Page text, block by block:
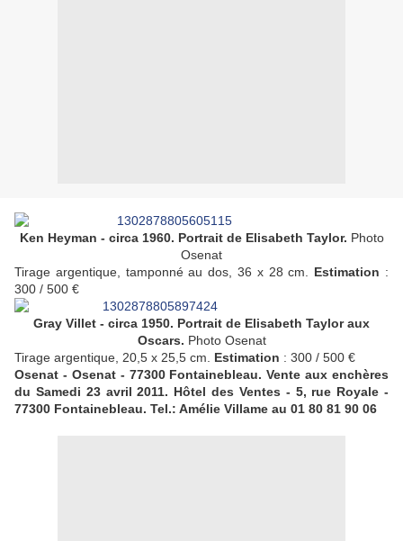
Ken Heyman - circa 1960. Portrait de Elisabeth Taylor. Photo
Osenat
Tirage argentique, tamponné au dos, 36 x 28 cm. Estimation :
300 / 500 €
Gray Villet - circa 1950. Portrait de Elisabeth Taylor aux
Oscars. Photo Osenat
Tirage argentique, 20,5 x 25,5 cm. Estimation : 300 / 500 €
Osenat - Osenat - 77300 Fontainebleau. Vente aux enchères
du Samedi 23 avril 2011. Hôtel des Ventes - 5, rue Royale -
77300 Fontainebleau. Tel.: Amélie Villame au 01 80 81 90 06